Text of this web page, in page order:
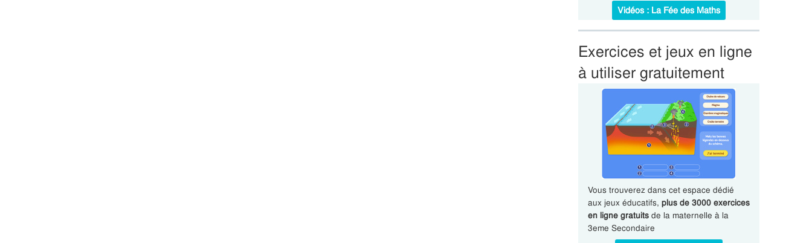
Vidéos : La Fée des Maths
Exercices et jeux en ligne
à utiliser gratuitement
Vous trouverez dans cet espace dédié
aux jeux éducatifs, plus de 3000 exercices
en ligne gratuitsde la maternelle à la
3eme Secondaire